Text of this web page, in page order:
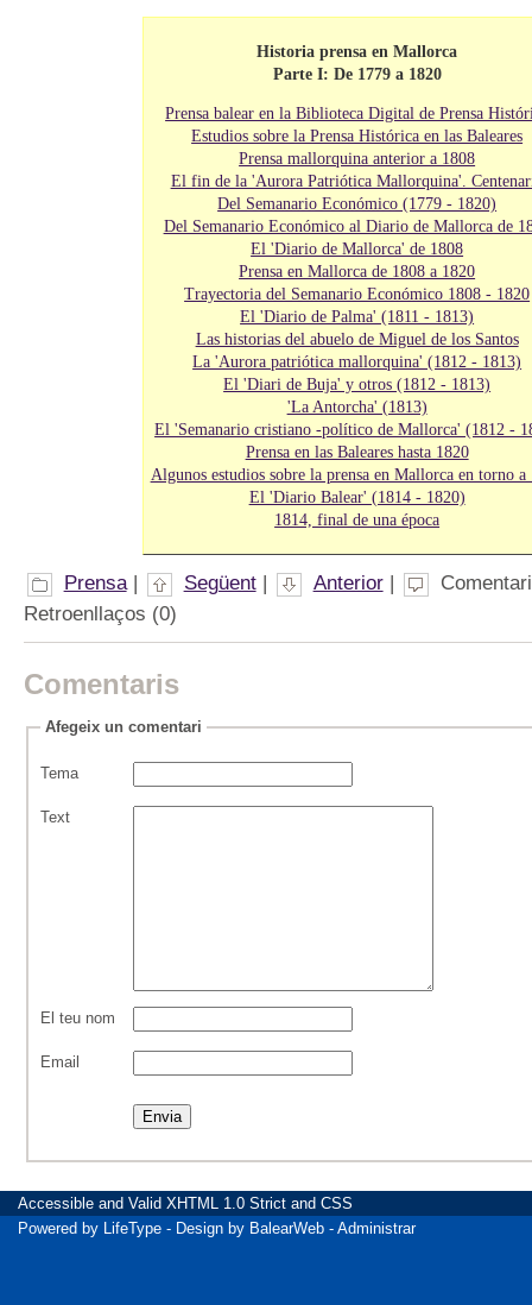
Historia prensa en Mallorca
Parte I: De 1779 a 1820
Prensa balear en la Biblioteca Digital de Prensa
Estudios sobre la Prensa Histórica en las Baleares
Prensa mallorquina anterior a 1808
El fin de la 'Aurora Patriótica Mallorquina'.
Del Semanario Económico (1779 - 1820)
Del Semanario Económico al Diario de Mallorca de
El 'Diario de Mallorca' de 1808
Prensa en Mallorca de 1808 a 1820
Trayectoria del Semanario Económico 1808 - 1820
El 'Diario de Palma' (1811 - 1813)
Las historias del abuelo de Miguel de los Santos
La 'Aurora patriótica mallorquina' (1812 - 1813)
El 'Diari de Buja' y otros (1812 - 1813)
'La Antorcha' (1813)
El 'Semanario cristiano -político de Mallorca' (1812 -
Prensa en las Baleares hasta 1820
Algunos estudios sobre la prensa en Mallorca en torno a
El 'Diario Balear' (1814 - 1820)
1814, final de una época
Prensa| Següent| Anterior|
Retroenllaços (0)
Comentaris
Afegeix un comentari
Tema
Text
El teu nom
Email
Accessible and Valid XHTML 1.0 Strict and CSS
Powered by LifeType - Design by BalearWeb - Administrar